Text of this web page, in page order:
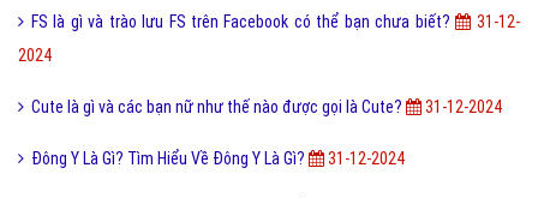
FS là gì và trào lưu FS trên Facebook có thể bạn chưa biết?
31-12-
2024
Cute là gì và các bạn nữ như thế nào được gọi là Cute? 31-12-2024
Đông Y Là Gì? Tìm Hiểu Về Đông Y Là Gì? 31-12-2024